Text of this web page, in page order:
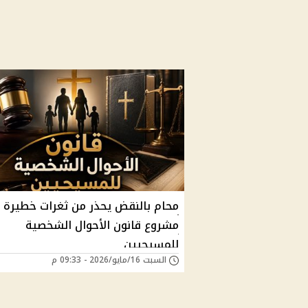
محام بالنقض يحذر من ثغرات
مشروع قانون الأحوال الشخصية
للمسيحيين
السبت 16/مايو/2026 - 09:33 م